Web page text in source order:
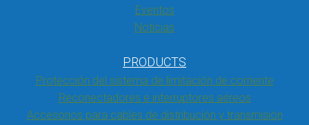
Eventos
Noticias
PRODUCTS
Protección del sistema de limitación de corriente
Reconectadores e interruptores aéreos
Accesorios para cables de distribución y transmisión